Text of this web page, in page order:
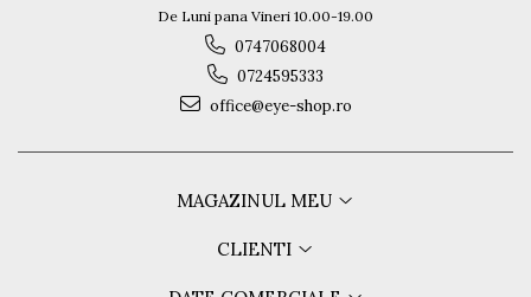
De Luni pana Vineri 10.00-19.00
0747068004
0724595333
office@eye-shop.ro
MAGAZINUL MEU
CLIENTI